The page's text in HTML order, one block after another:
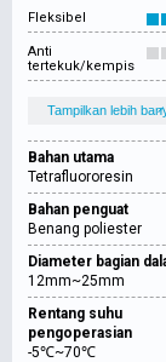
Fleksibel
Anti
tertekuk/kempis
Tampilkan lebih
Bahan utama
Tetrafluororesin
Bahan penguat
Benang poliester
Diameter bagian
12mm~25mm
Rentang suhu
pengoperasian
-5℃~70℃